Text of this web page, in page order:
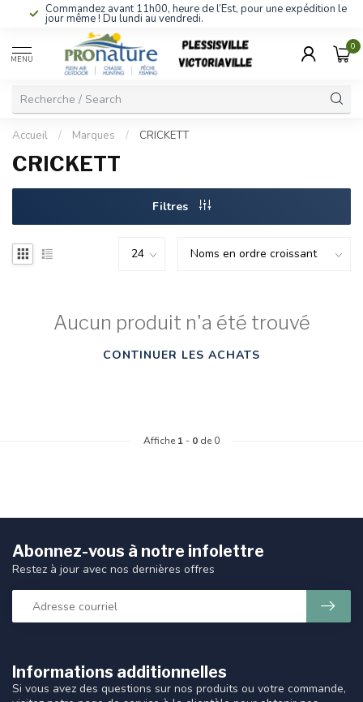
Commandez avant 11h00, heure de l’Est, pour une expédition le
jour même ! Du lundi au vendredi.
MENU
0
Accueil / Marques / CRICKETT
CRICKETT
Filtres
Aucun produit n'a été trouvé
CONTINUER LES ACHATS
Affiche 1 - 0 de 0
Informations additionnelles
Si vous avez des questions sur nos produits ou votre commande,
Abonnez-vous à notre infolettre
Restez à jour avec nos dernières offres